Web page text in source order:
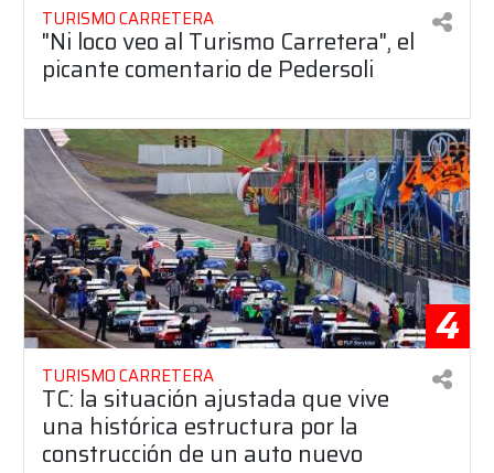
TURISMO CARRETERA
"Ni loco veo al Turismo Carretera", el
picante comentario de Pedersoli
4
TURISMO CARRETERA
TC: la situación ajustada que vive
una histórica estructura por la
construcción de un auto nuevo